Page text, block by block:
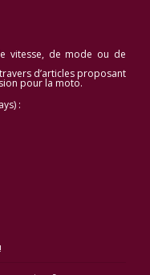
vitesse, de mode ou de
d’articles proposant
pour la moto.
: